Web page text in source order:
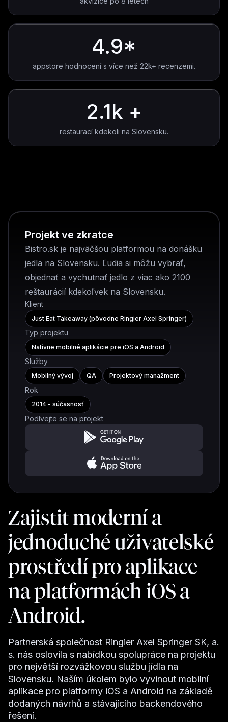
4.9*
appstore hodnocení s více než 22k+ recenzemi.
2.1k +
restaurací kdekoli na Slovensku.
Projekt ve zkratce
Bistro.sk je najväčšou platformou na donášku
jedla na Slovensku. Ľudia si môžu vybrať,
objednať a vychutnať jedlo z viac ako 2100
reštaurácií kdekoľvek na Slovensku.
Klient
Just Eat Takeaway (pôvodne Ringier Axel Springer)
Typ projektu
Natívne mobilné aplikácie pre iOS a Android
Služby
Mobilný vývoj QA Projektový manažment
Rok
2014 - súčasnosť
Podívejte se na projekt
Zajistit moderní a
jednoduché uživatelské
prostředí pro aplikace
na platformách iOS a
Android.
Partnerská společnost Ringier Axel Springer SK, a.
s. nás oslovila s nabídkou spolupráce na projektu
pro největší rozvážkovou službu jídla na
Slovensku. Naším úkolem bylo vyvinout mobilní
aplikace pro platformy iOS a Android na základě
dodaných návrhů a stávajícího backendového
řešení.